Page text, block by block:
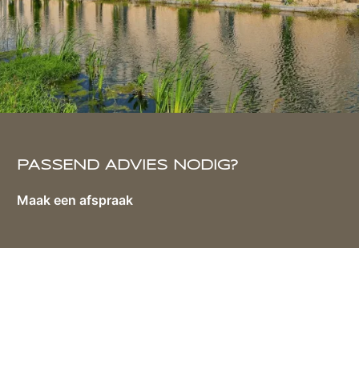
PASSEND ADVIES NODIG?
Maak een afspraak